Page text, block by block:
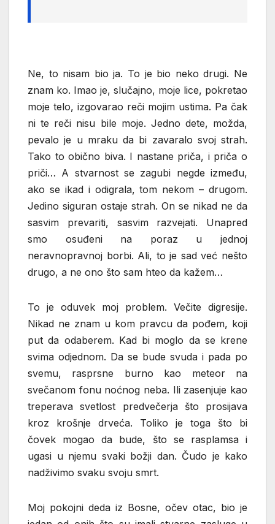
Ne, to nisam bio ja. To je bio neko drugi. Ne
znam ko. Imao je, slučajno, moje lice, pokretao
moje telo, izgovarao reči mojim ustima. Pa čak
ni te reči nisu bile moje. Jedno dete, možda,
pevalo je u mraku da bi zavaralo svoj strah.
Tako to obično biva. I nastane priča, i priča o
priči… A stvarnost se zagubi negde između,
ako se ikad i odigrala, tom nekom – drugom.
Jedino siguran ostaje strah. On se nikad ne da
sasvim prevariti, sasvim razvejati. Unapred
smo osuđeni na poraz u jednoj
neravnopravnoj borbi. Ali, to je sad već nešto
drugo, a ne ono što sam hteo da kažem…
To je oduvek moj problem. Večite digresije.
Nikad ne znam u kom pravcu da pođem, koji
put da odaberem. Kad bi moglo da se krene
svima odjednom. Da se bude svuda i pada po
svemu, rasprsne burno kao meteor na
svečanom fonu noćnog neba. Ili zasenjuje kao
treperava svetlost predvečerja što prosijava
kroz krošnje drveća. Toliko je toga što bi
čovek mogao da bude, što se rasplamsa i
ugasi u njemu svaki božji dan. Čudo je kako
nadživimo svaku svoju smrt.
Moj pokojni deda iz Bosne, očev otac, bio je